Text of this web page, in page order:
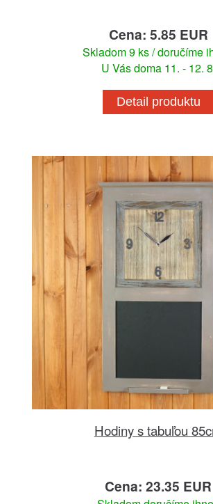
Cena: 5.85 EUR
Skladom 9 ks / doručíme
U Vás doma 11. - 12.
Detail produktu
Hodiny s tabuľou
Cena: 23.35 EUR